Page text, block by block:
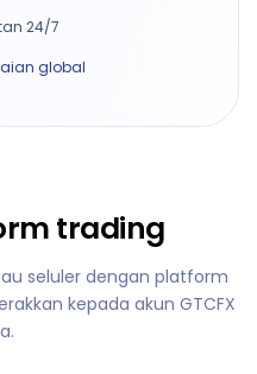
24/7
global
trading
seluler dengan platform
kepada akun GTCFX